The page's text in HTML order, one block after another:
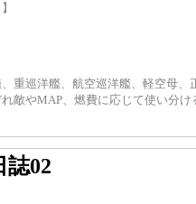
重巡洋艦、航空巡洋艦、軽空母
敵やMAP、燃費に応じて使い分
誌02